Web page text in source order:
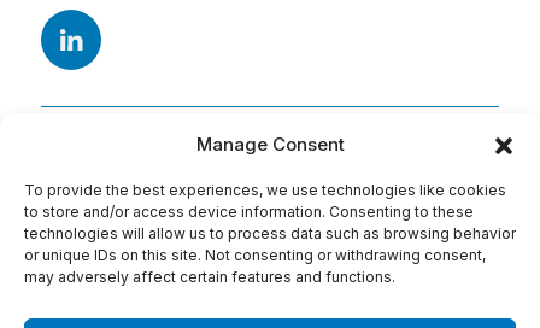
Manage Consent
To provide the best experiences, we use technologies like cookies
to store and/or access device information. Consenting to these
technologies will allow us to process data such as browsing behavior
or unique IDs on this site. Not consenting or withdrawing consent,
may adversely affect certain features and functions.
Adresse